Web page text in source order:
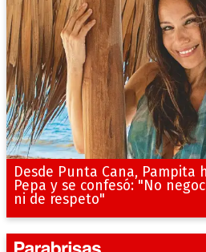
Desde Punta Cana, Pampita
Pepa y se confesó: "No
ni de respeto"